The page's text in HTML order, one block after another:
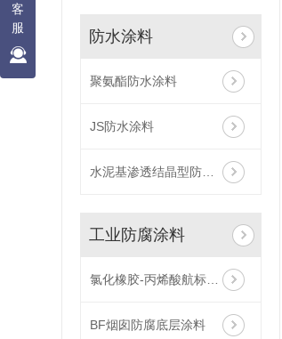
防水涂料
聚氨酯防水涂料
JS防水涂料
水泥基渗透结晶型防水涂料
工业防腐涂料
氯化橡胶-丙烯酸航标涂料
BF烟囱防腐底层涂料
客
服